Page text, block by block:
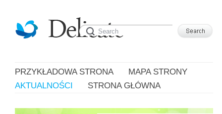
PRZYKŁADOWA STRONA
MAPA STRONY
AKTUALNOŚCI
STRONA GŁÓWNA